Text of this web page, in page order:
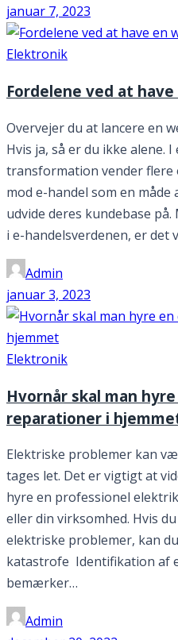
januar 7, 2023
Elektronik
Fordelene ved at
Overvejer du at lancere en
Hvis ja, så er du ikke alene.
transformation vender flere
mod e-handel som en
udvide deres kundebase
i e-handelsverdenen, er
Admin
januar 3, 2023
Elektronik
Hvornår skal man
reparationer i
Elektriske problemer kan
tages let. Det er vigtigt at
hyre en professionel
eller din virksomhed. Hvis
elektriske problemer, kan
katastrofe Identifikation af
bemærker…
Admin